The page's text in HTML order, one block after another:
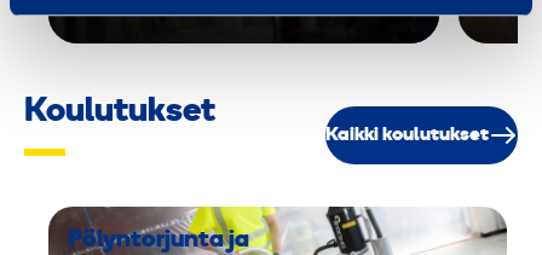
Koulutukset
Kaikki koulutukset
Pölyntorjunta ja